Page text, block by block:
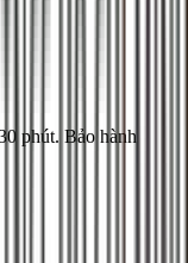
phút. Bảo hành